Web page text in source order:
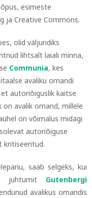
esimeste
ja Creative Commons.
olid väljundiks
lihtsalt laiali minna,
Communia, kes
avaliku omandi
autoriõiguslik kaitse
avalik omand, millele
on võimalus midagi
autoriõiguse
kritiseeritud.
saab selgeks, kui
juhtumit Gutenbergi
avalikus omandis